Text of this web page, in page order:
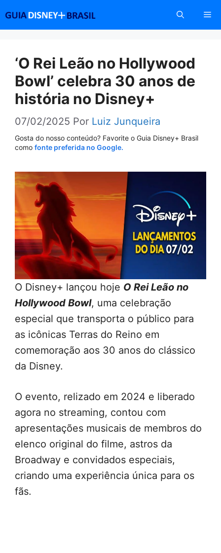
conteúdo
‘O Rei Leão no Hollywood
Bowl’ celebra 30 anos de
história no Disney+
07/02/2025 Por Luiz Junqueira
Gosta do nosso conteúdo? Favorite o Guia Disney+ Brasil
como fonte preferida no Google.
O Disney+ lançou hoje O Rei Leão no
Hollywood Bowl, uma celebração
especial que transporta o público para
as icônicas Terras do Reino em
comemoração aos 30 anos do clássico
da Disney.
O evento, relizado em 2024 e liberado
agora no streaming, contou com
apresentações musicais de membros do
elenco original do filme, astros da
Broadway e convidados especiais,
criando uma experiência única para os
fãs.